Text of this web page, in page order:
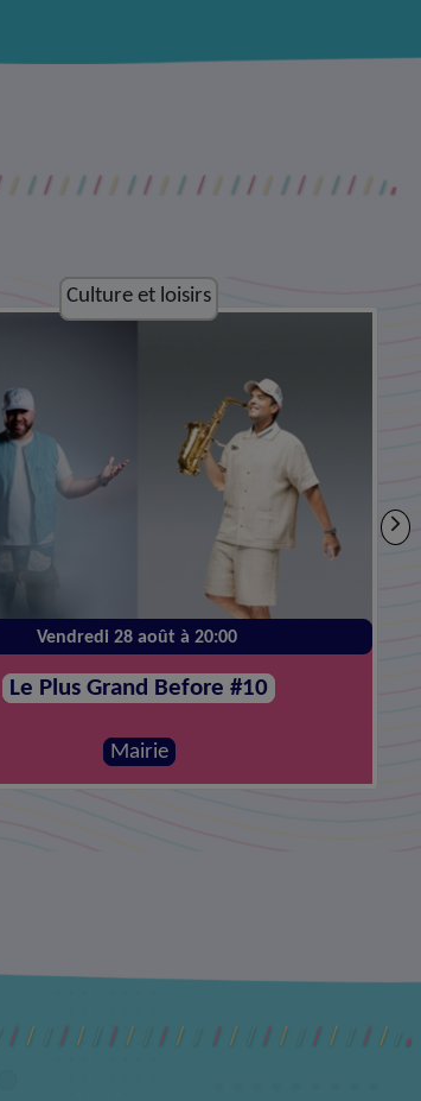
Culture et loisirs
Vendredi 28 août à 20:00
Le Plus Grand Before #10
Mairie